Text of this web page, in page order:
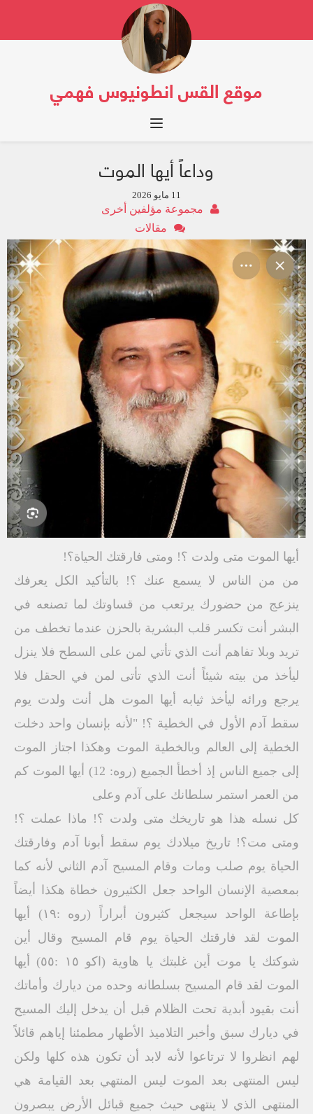
موقع القس انطونيوس فهمي
Toggle navigation
وداعاً أيها الموت
11 مايو 2026
مجموعة مؤلفين أخرى
مقالات
أيها الموت متى ولدت ؟! ومتى فارقتك الحياة؟!
من من الناس لا يسمع عنك ؟! بالتأكيد الكل يعرفك
ينزعج من حضورك يرتعب من قساوتك لما تصنعه في
البشر أنت تكسر قلب البشرية بالحزن عندما تخطف من
تريد وبلا تفاهم أنت الذي تأتي لمن على السطح فلا ينزل
ليأخذ من بيته شيئاً أنت الذي تأتى لمن في الحقل فلا
يرجع ورائه ليأخذ ثيابه أيها الموت هل أنت ولدت يوم
سقط آدم الأول في الخطية ؟! "لأنه بإنسان واحد دخلت
الخطية إلى العالم وبالخطية الموت وهكذا اجتاز الموت
إلى جميع الناس إذ أخطأ الجميع (روه: 12) أيها الموت كم
من العمر استمر سلطانك على آدم وعلى
كل نسله هذا هو تاريخك متى ولدت ؟! ماذا عملت ؟!
ومتى مت؟! تاريخ ميلادك يوم سقط أبونا آدم وفارقتك
الحياة يوم صلب ومات وقام المسيح آدم الثاني لأنه كما
بمعصية الإنسان الواحد جعل الكثيرون خطاة هكذا أيضاً
بإطاعة الواحد سيجعل كثيرون أبراراً (روه :۱۹) أيها
الموت لقد فارقتك الحياة يوم قام المسيح وقال أين
شوكتك يا موت أين غلبتك يا هاوية (اكو ١٥ :٥٥) أيها
الموت لقد قام المسيح بسلطانه وحده من ديارك وأماتك
أنت بقيود أبدية تحت الظلام قبل أن يدخل إليك المسيح
في ديارك سبق وأخبر التلاميذ الأطهار مطمئنا إياهم قائلاً
لهم انظروا لا ترتاعوا لأنه لابد أن تكون هذه كلها ولكن
ليس المنتهى بعد الموت ليس المنتهي بعد القيامة هي
المنتهى الذي لا ينتهى حيث جميع قبائل الأرض يبصرون